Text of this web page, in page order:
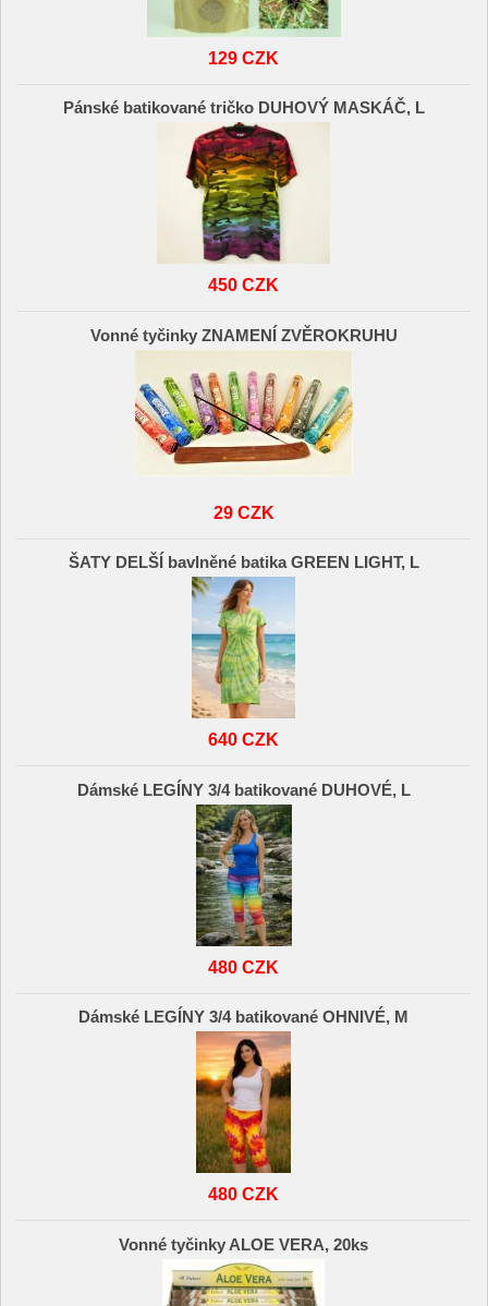
129 CZK
Pánské batikované tričko DUHOVÝ MASKÁČ, L
450 CZK
Vonné tyčinky ZNAMENÍ ZVĚROKRUHU
29 CZK
ŠATY DELŠÍ bavlněné batika GREEN LIGHT, L
640 CZK
Dámské LEGÍNY 3/4 batikované DUHOVÉ, L
480 CZK
Dámské LEGÍNY 3/4 batikované OHNIVÉ, M
480 CZK
Vonné tyčinky ALOE VERA, 20ks